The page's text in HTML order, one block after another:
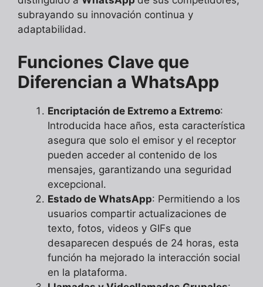
subrayando su innovación continua y
adaptabilidad.
Funciones Clave que
Diferencian a WhatsApp
Encriptación de Extremo a Extremo:
Introducida hace años, esta característica
asegura que solo el emisor y el receptor
pueden acceder al contenido de los
mensajes, garantizando una seguridad
excepcional.
Estado de WhatsApp: Permitiendo a los
usuarios compartir actualizaciones de
texto, fotos, videos y GIFs que
desaparecen después de 24 horas, esta
función ha mejorado la interacción social
en la plataforma.